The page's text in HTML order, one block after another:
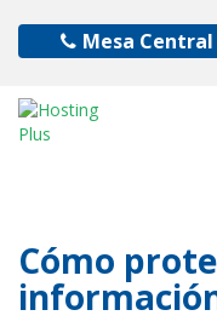
Mesa Central
Cómo